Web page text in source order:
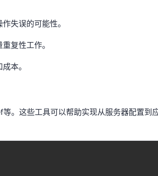
失误的可能性。
复性工作。
本。
。这些工具可以帮助实现从服务器配置到